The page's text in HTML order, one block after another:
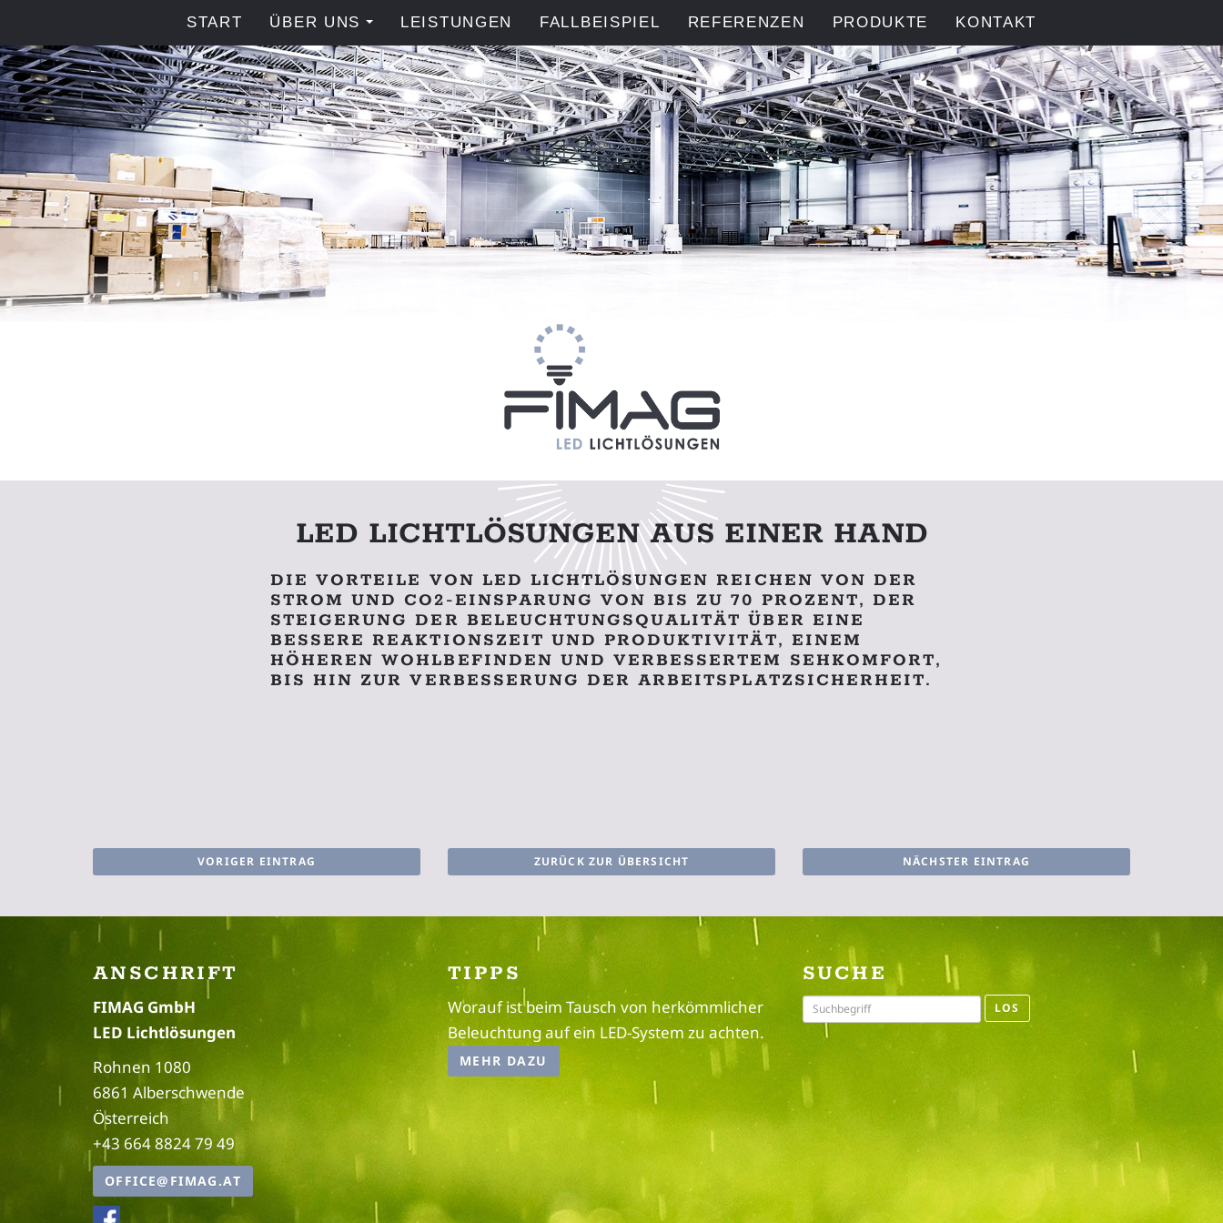
START ÜBER UNS LEISTUNGEN FALLBEISPIEL REFERENZEN PRODUKTE KONTAKT
LED LICHTLÖSUNGEN AUS EINER HAND
DIE VORTEILE VON LED LICHTLÖSUNGEN REICHEN VON DER
STROM UND CO2-EINSPARUNG VON BIS ZU 70 PROZENT, DER
STEIGERUNG DER BELEUCHTUNGSQUALITÄT ÜBER EINE
BESSERE REAKTIONSZEIT UND PRODUKTIVITÄT, EINEM
HÖHEREN WOHLBEFINDEN UND VERBESSERTEM SEHKOMFORT,
BIS HIN ZUR VERBESSERUNG DER ARBEITSPLATZSICHERHEIT.
VORIGER EINTRAG ZURÜCK ZUR ÜBERSICHT NÄCHSTER EINTRAG
ANSCHRIFT
FIMAG GmbH
LED Lichtlösungen
Rohnen 1080
6861 Alberschwende
Österreich
+43 664 8824 79 49
OFFICE@FIMAG.AT
TIPPS
Worauf ist beim Tausch von herkömmlicher
Beleuchtung auf ein LED-System zu achten.
MEHR DAZU
SUCHE
LOS